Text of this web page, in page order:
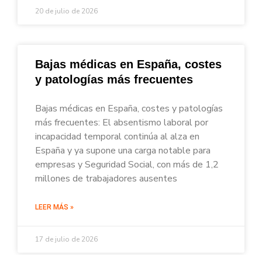
20 de julio de 2026
Bajas médicas en España, costes
y patologías más frecuentes
Bajas médicas en España, costes y patologías
más frecuentes: El absentismo laboral por
incapacidad temporal continúa al alza en
España y ya supone una carga notable para
empresas y Seguridad Social, con más de 1,2
millones de trabajadores ausentes
LEER MÁS »
17 de julio de 2026